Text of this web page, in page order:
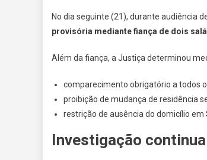
No dia seguinte (21), durante audiência
provisória mediante fiança de dois
Além da fiança, a Justiça determinou
comparecimento obrigatório a todos
proibição de mudança de residência
restrição de ausência do domicílio em
Investigação continua